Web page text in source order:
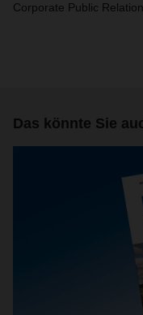
Corporate Public
Das könnte Sie